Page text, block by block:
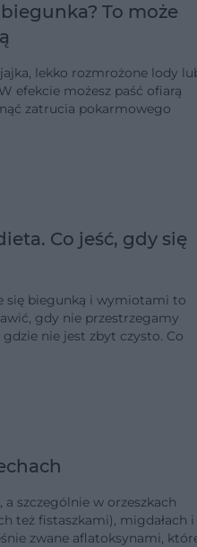
To może
lekko rozmrożone lody
efekcie możesz paść ofiarą
zatrucia pokarmowego
Co jeść, gdy się
się biegunką i wymiotami to
gdy nie przestrzegamy
nie jest zbyt czysto. Co
szczególnie w orzeszkach
też fistaszkami), migdałach i
zwane aflatoksynami,